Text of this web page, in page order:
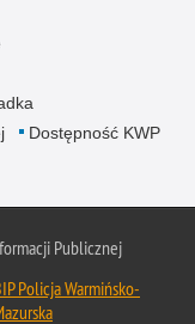
Dostępność KWP
Publicznej
Policja Warmińsko-